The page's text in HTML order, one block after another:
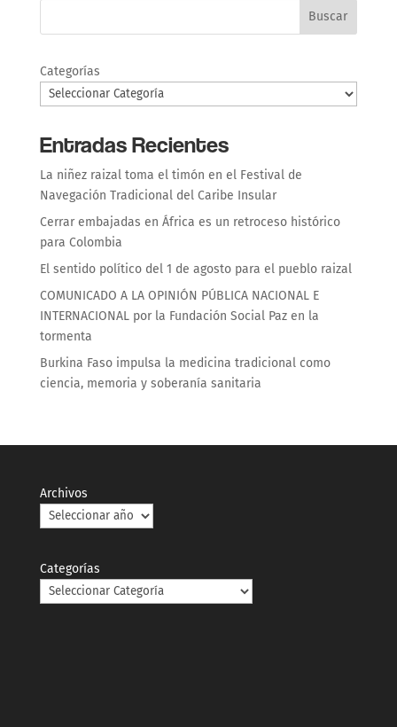
Buscar
Categorías
Entradas Recientes
La niñez raizal toma el timón en el Festival de
Navegación Tradicional del Caribe Insular
Cerrar embajadas en África es un retroceso histórico
para Colombia
El sentido político del 1 de agosto para el pueblo raizal
COMUNICADO A LA OPINIÓN PÚBLICA NACIONAL E
INTERNACIONAL por la Fundación Social Paz en la
tormenta
Burkina Faso impulsa la medicina tradicional como
ciencia, memoria y soberanía sanitaria
Archivos
Categorías